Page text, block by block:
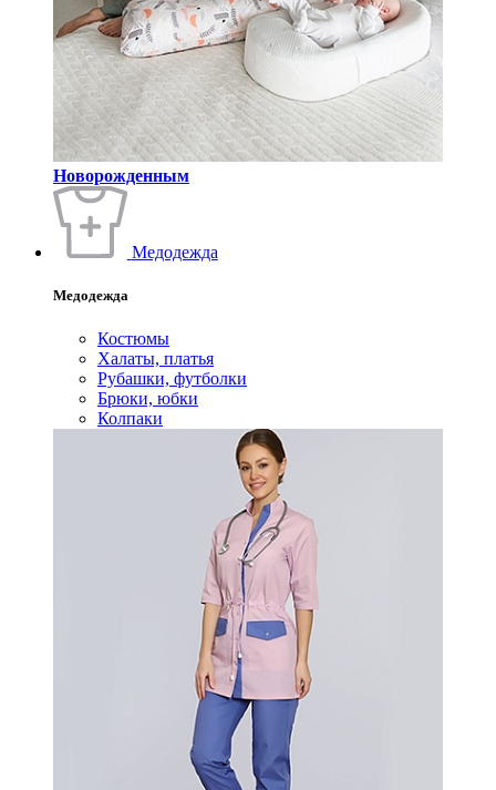
Новорожденным
Медодежда
Медодежда
Костюмы
Халаты, платья
Рубашки, футболки
Брюки, юбки
Колпаки